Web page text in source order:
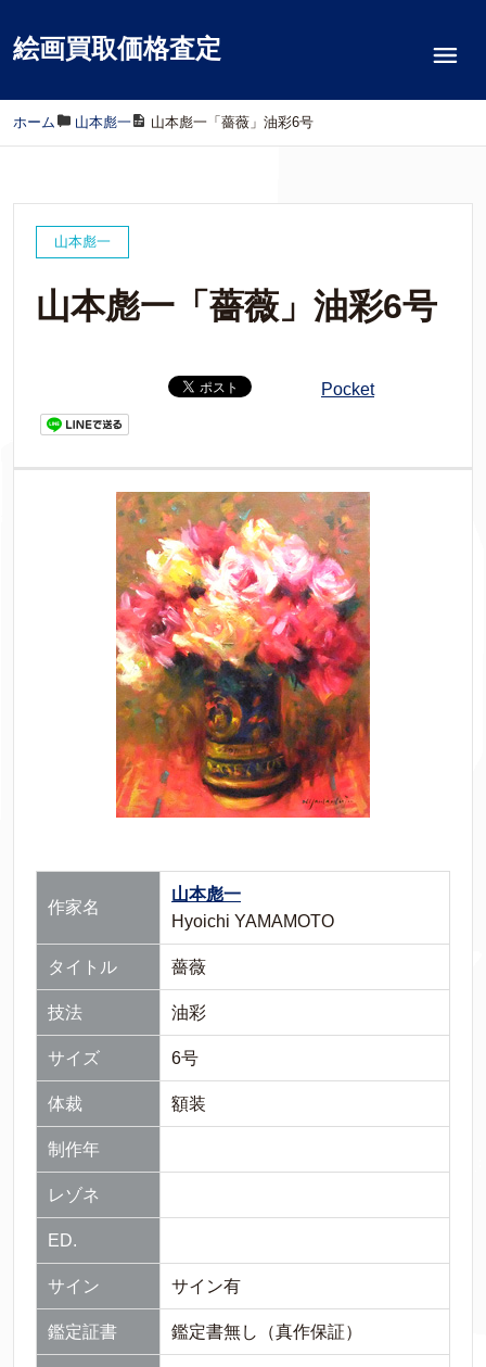
絵画買取価格査定
ホーム / 山本彪一/ 山本彪一「薔薇」油彩6号
山本彪一
山本彪一「薔薇」油彩6号
Pocket
作家名
山本彪一
Hyoichi YAMAMOTO
タイトル 薔薇
技法 油彩
サイズ 6号
体裁 額装
制作年
レゾネ
ED.
サイン サイン有
鑑定証書 鑑定書無し（真作保証）